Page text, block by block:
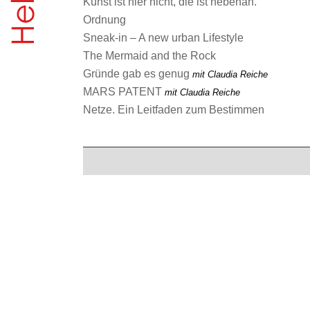
Ordnung
Sneak-in – A new urban Lifestyle
The Mermaid and the Rock
Gründe gab es genug mit Claudia Reiche
MARS PATENT mit Claudia Reiche
Netze. Ein Leitfaden zum Bestimmen